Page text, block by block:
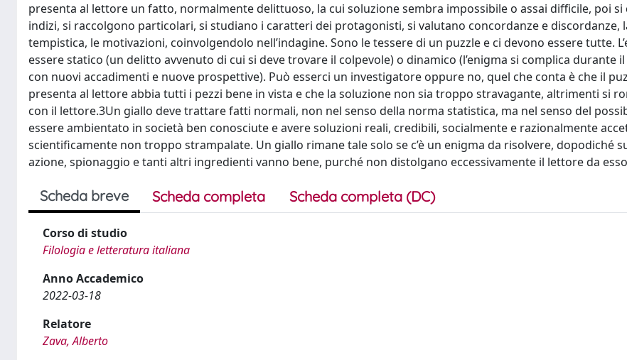
presenta al lettore un fatto, normalmente delittuoso, la cui soluzione sembra impossibile o assai difficile, poi si
indizi, si raccolgono particolari, si studiano i caratteri dei protagonisti, si valutano concordanze e discordanze,
tempistica, le motivazioni, coinvolgendolo nell’indagine. Sono le tessere di un puzzle e ci devono essere tutte.
essere statico (un delitto avvenuto di cui si deve trovare il colpevole) o dinamico (l’enigma si complica durante
con nuovi accadimenti e nuove prospettive). Può esserci un investigatore oppure no, quel che conta è che il
presenta al lettore abbia tutti i pezzi bene in vista e che la soluzione non sia troppo stravagante, altrimenti si
con il lettore.3Un giallo deve trattare fatti normali, non nel senso della norma statistica, ma nel senso del
essere ambientato in società ben conosciute e avere soluzioni reali, credibili, socialmente e razionalmente
scientificamente non troppo strampalate. Un giallo rimane tale solo se c’è un enigma da risolvere, dopodiché
azione, spionaggio e tanti altri ingredienti vanno bene, purché non distolgano eccessivamente il lettore da
Scheda breve Scheda completa Scheda completa (DC)
Corso di studio
Filologia e letteratura italiana
Anno Accademico
2022-03-18
Relatore
Zava, Alberto